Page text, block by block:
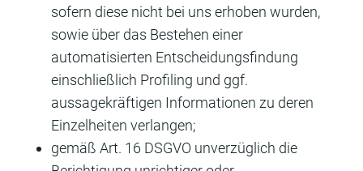
sofern diese nicht bei uns erhoben wurden,
sowie über das Bestehen einer
automatisierten Entscheidungsfindung
einschließlich Profiling und ggf.
aussagekräftigen Informationen zu deren
Einzelheiten verlangen;
gemäß Art. 16 DSGVO unverzüglich die